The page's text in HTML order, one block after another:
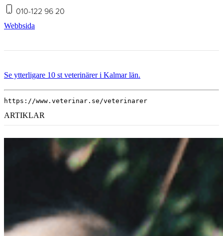
010-122 96 20
Webbsida
Se ytterligare 10 st veterinärer i Kalmar län.
https://www.veterinar.se/veterinarer
ARTIKLAR